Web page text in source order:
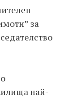
за
най-